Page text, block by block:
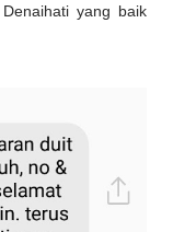
yang baik